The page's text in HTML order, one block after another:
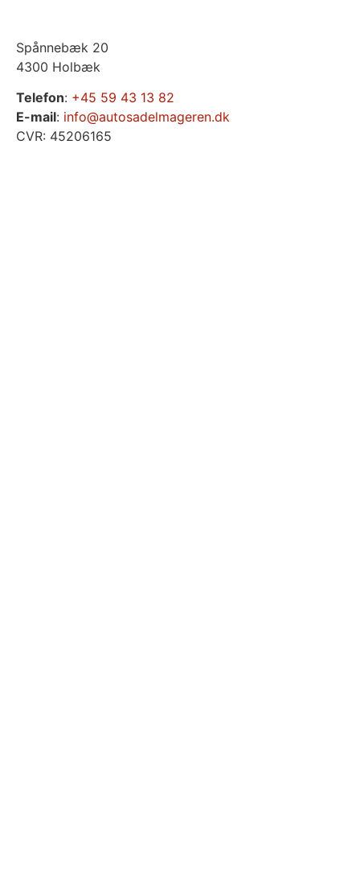
Spånnebæk 20
4300 Holbæk
Telefon: +45 59 43 13 82
E-mail: info@autosadelmageren.dk
CVR: 45206165